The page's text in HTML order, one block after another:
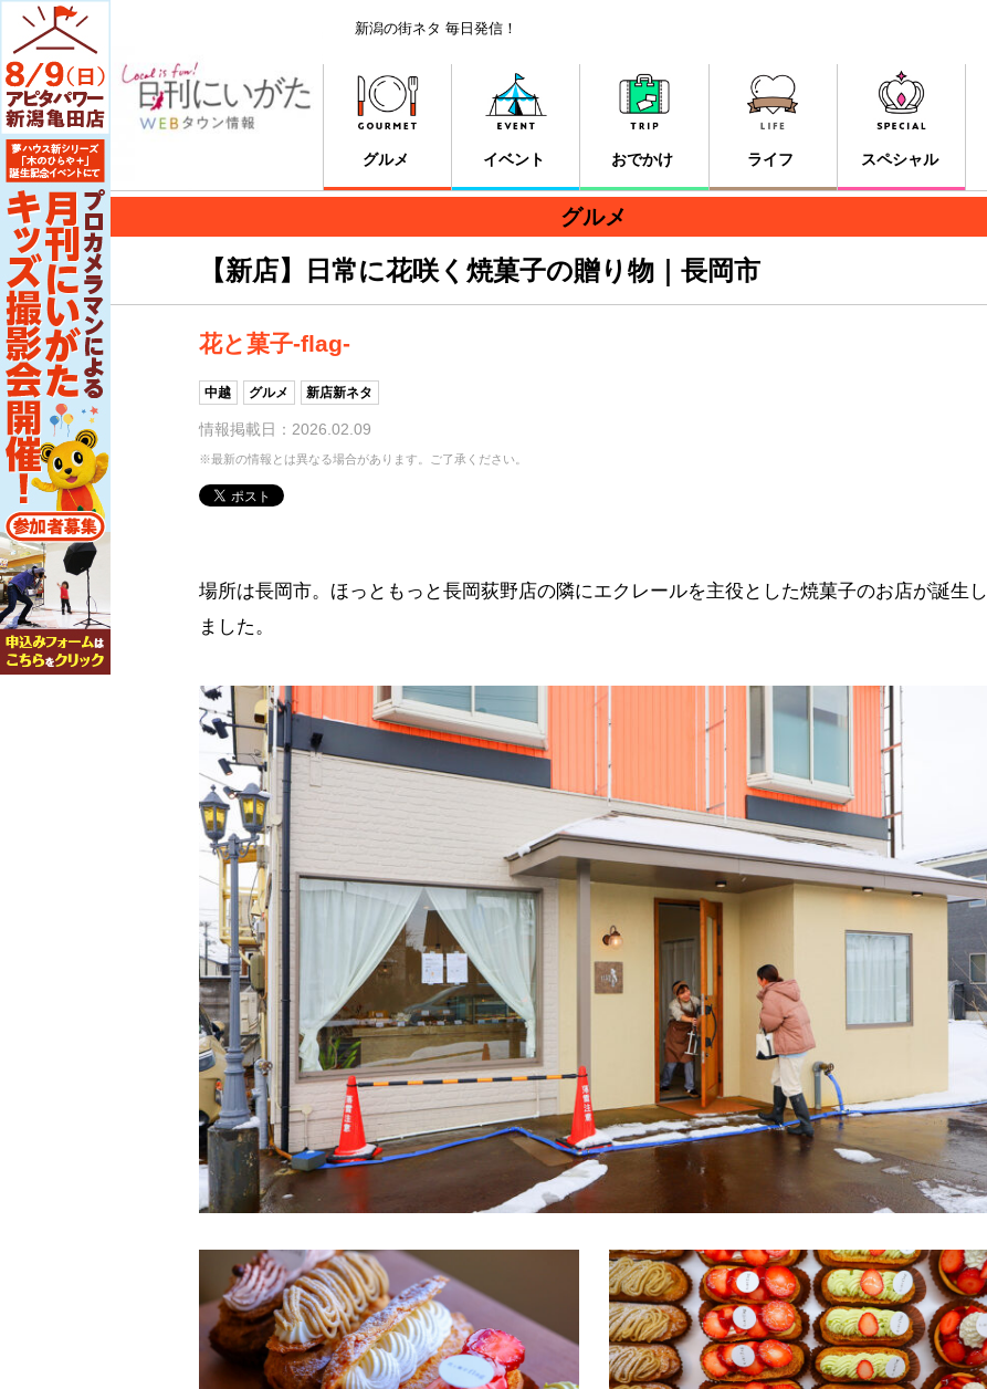
新潟の街ネタ 毎日発信！
グルメ イベント おでかけ ライフ スペシャル
グルメ
【新店】日常に花咲く焼菓子の贈り物｜長岡市
花と菓子-flag-
中越 グルメ 新店新ネタ
情報掲載日：2026.02.09
※最新の情報とは異なる場合があります。ご了承ください。
場所は長岡市。ほっともっと長岡荻野店の隣にエクレールを主役とした焼菓子のお店が誕生し
ました。